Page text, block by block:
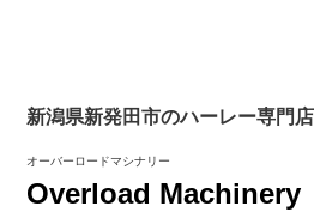
新潟県新発田市のハーレー専門店
オーバーロードマシナリー
Overload Machinery